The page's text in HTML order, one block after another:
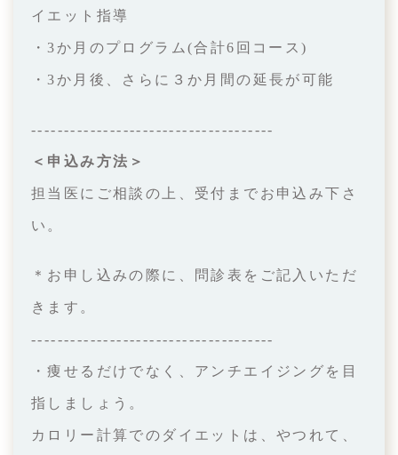
イエット指導
・3か月のプログラム(合計6回コース)
・3か月後、さらに３か月間の延長が可能
‐‐‐‐‐‐‐‐‐‐‐‐‐‐‐‐‐‐‐‐‐‐‐‐‐‐‐‐‐‐‐‐‐‐‐‐‐
＜申込み方法＞
担当医にご相談の上、受付までお申込み下さ
い。
＊お申し込みの際に、問診表をご記入いただ
きます。
‐‐‐‐‐‐‐‐‐‐‐‐‐‐‐‐‐‐‐‐‐‐‐‐‐‐‐‐‐‐‐‐‐‐‐‐‐
・痩せるだけでなく、アンチエイジングを目
指しましょう。
カロリー計算でのダイエットは、やつれて、